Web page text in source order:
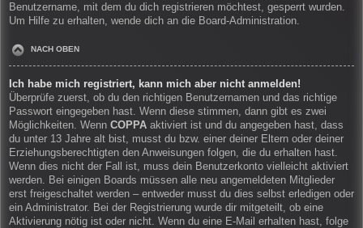
Benutzername, mit dem du dich registrieren möchtest, gesperrt wurden.
Um Hilfe zu erhalten, wende dich an die Board-Administration.
NACH OBEN
Ich habe mich registriert, kann mich aber nicht anmelden!
Überprüfe zuerst, ob du den richtigen Benutzernamen und das richtige
Passwort eingegeben hast. Wenn diese stimmen, dann gibt es zwei
Möglichkeiten. Wenn COPPA aktiviert ist und du angegeben hast, dass
du unter 13 Jahre alt bist, musst du bzw. einer deiner Eltern oder deiner
Erziehungsberechtigten den Anweisungen folgen, die du erhalten hast.
Wenn dies nicht der Fall ist, muss dein Benutzerkonto vielleicht aktiviert
werden. Bei einigen Boards müssen alle neu angemeldeten Mitglieder
erst freigeschaltet werden – entweder musst du dies selbst erledigen oder
ein Administrator. Bei der Registrierung wurde dir mitgeteilt, ob eine
Aktivierung nötig ist oder nicht. Wenn du eine E-Mail erhalten hast, folge